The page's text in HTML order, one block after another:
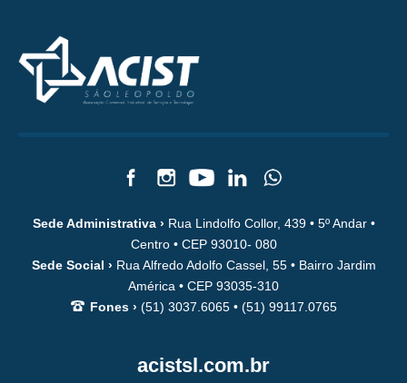
Sede Administrativa › Rua Lindolfo Collor, 439 • 5º Andar •
Centro • CEP 93010- 080
Sede Social › Rua Alfredo Adolfo Cassel, 55 • Bairro Jardim
América • CEP 93035-310
Fones › (51) 3037.6065 • (51) 99117.0765
acistsl.com.br